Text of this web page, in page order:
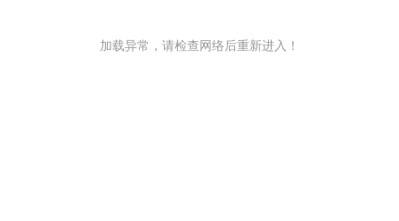
加载异常，请检查网络后重新进入！